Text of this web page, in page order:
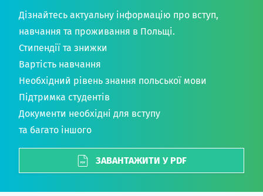
Дізнайтесь актуальну інформацію про вступ,
навчання та проживання в Польщі.
Стипендії та знижки
Вартість навчання
Необхідний рівень знання польської мови
Підтримка студентів
Документи необхідні для вступу
та багато іншого
ЗАВАНТАЖИТИ У PDF